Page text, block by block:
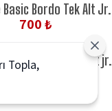
Basic Bordo Tek Alt Jr.
700 ₺
Kırmızı Tek Alt jr.
700 ₺
Topla,